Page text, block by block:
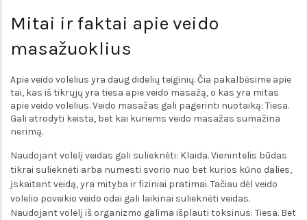
Mitai ir faktai apie veido
masažuoklius
Apie veido volelius yra daug didelių teiginių. Čia pakalbėsime apie
tai, kas iš tikrųjų yra tiesa apie veido masažą, o kas yra mitas
apie veido volelius. Veido masažas gali pagerinti nuotaiką: Tiesa.
Gali atrodyti keista, bet kai kuriems veido masažas sumažina
nerimą.
Naudojant volelį veidas gali sulieknėti: Klaida. Vienintelis būdas
tikrai sulieknėti arba numesti svorio nuo bet kurios kūno dalies,
įskaitant veidą, yra mityba ir fiziniai pratimai. Tačiau dėl veido
volelio poveikio veido odai gali laikinai sulieknėti veidas.
Naudojant volelį iš organizmo galima išplauti toksinus: Tiesa. Bet